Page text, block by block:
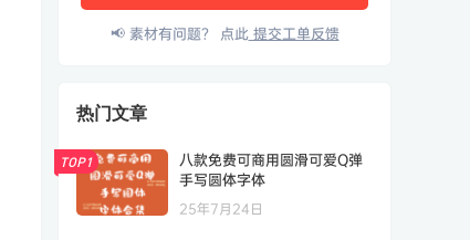
📢 素材有问题？ 点此提交工单反馈
热门文章
TOP1
八款免费可商用圆滑可爱Q弹
手写圆体字体
25年7月24日